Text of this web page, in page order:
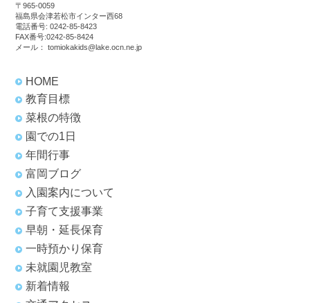
〒965-0059
福島県会津若松市インター西68
電話番号:0242-85-8423
FAX番号:0242-85-8424
メール：tomiokakids@lake.ocn.ne.jp
HOME
教育目標
菜根の特徴
園での1日
年間行事
富岡ブログ
入園案内について
子育て支援事業
早朝・延長保育
一時預かり保育
未就園児教室
新着情報